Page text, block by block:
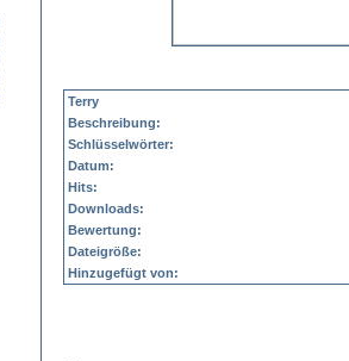
Terry
Beschreibung:
Schlüsselwörter:
Datum:
Hits:
Downloads:
Bewertung:
Dateigröße:
Hinzugefügt von: